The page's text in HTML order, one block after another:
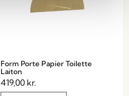
Form Porte Papier Toilette
Laiton
419,00 kr.